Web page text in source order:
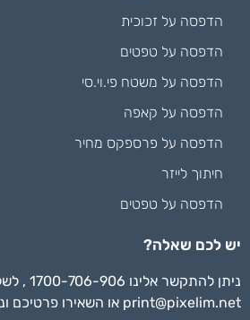
הדפסה על זכוכית
הדפסה על טפטים
הדפסה על משטח פי.וי.סי
הדפסה על קאפה
הדפסה על פרספקס מחיר
חיתוך לייזר
הדפסה על טפטים
יש לכם שאלה?
ניתן להתקשר אלינו 1700-706-906 , לשלוח מייל
print@pixelim.net או השאירו פרטיכם